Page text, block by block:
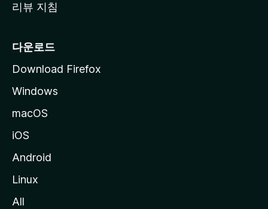
리뷰 지침
다운로드
Download Firefox
Windows
macOS
iOS
Android
Linux
All